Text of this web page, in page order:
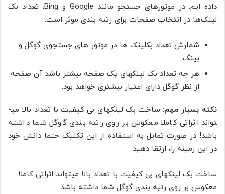
داده ایم. در موتورهای جستجو مانند Google و Bing، تعداد بک
لینک‌‌ها در انتخاب صفحات برای رتبه بندی موثر است.
شمارش تعداد بکلینک ها در موتور های جستجوی گوگل و
بینگ
هر چه تعداد بک لینک­­­های یک صفحه بیشتر باشد آن صفحه
از نظر گوگل دارای اعتبار بیشتری خواهد بود.
نکته بسیار مهم: ساخت بک لینک­های بی کیفیت با تعداد بالا می­­
تواند اثراتی کاملا معکوس بر روی رتبه­ بندی گوگل شما داشته
باشد! در صورت تمایل به استفاده از این تکنیک حتما دانش خود
در این زمینه را، ارتقا دهید.
ساخت بک لینک­های بی کیفیت با تعداد بالا می­­تواند اثراتی کاملا
معکوس بر روی رتبه­ بندی گوگل شما داشته باشد